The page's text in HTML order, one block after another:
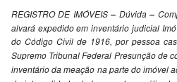
REGISTRO DE IMÓVEIS– Dúvida–
alvará expedido em inventário judicial
do Código Civil de 1916, por pessoa
Supremo Tribunal Federal Presunção de
inventário da meação na parte do imóvel